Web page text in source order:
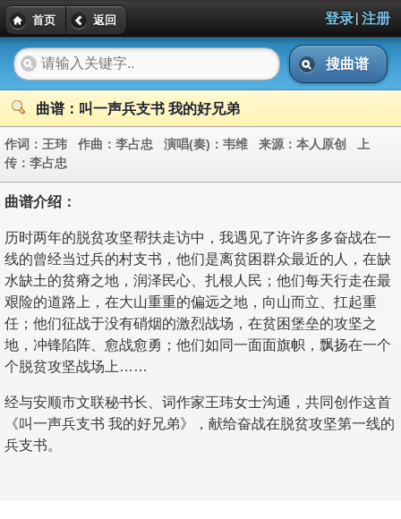
首页 返回 登录| 注册
搜曲谱
曲谱：叫一声兵支书 我的好兄弟
作词： 王玮 作曲： 李占忠 演唱(奏)： 韦维 来源： 本人原创 上
传： 李占忠
曲谱介绍：
历时两年的脱贫攻坚帮扶走访中，我遇见了许许多多奋战在一
线的曾经当过兵的村支书，他们是离贫困群众最近的人，在缺
水缺土的贫瘠之地，润泽民心、扎根人民；他们每天行走在最
艰险的道路上，在大山重重的偏远之地，向山而立、扛起重
任；他们征战于没有硝烟的激烈战场，在贫困堡垒的攻坚之
地，冲锋陷阵、愈战愈勇；他们如同一面面旗帜，飘扬在一个
个脱贫攻坚战场上……
经与安顺市文联秘书长、词作家王玮女士沟通，共同创作这首
《叫一声兵支书 我的好兄弟》，献给奋战在脱贫攻坚第一线的
兵支书。